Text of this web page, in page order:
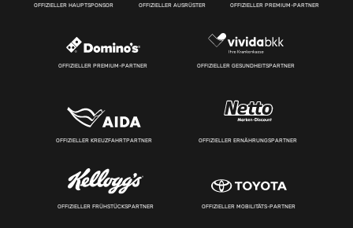
OFFIZIELLER HAUPTSPONSOR OFFIZIELLER AUSRÜSTER OFFIZIELLER PREMIUM-PARTNER
OFFIZIELLER PREMIUM-PARTNER OFFIZIELLER GESUNDHEITSPARTNER
OFFIZIELLER KREUZFAHRTPARTNER OFFIZIELLER ERNÄHRUNGSPARTNER
OFFIZIELLER FRÜHSTÜCKSPARTNER OFFIZIELLER MOBILITÄTS-PARTNER